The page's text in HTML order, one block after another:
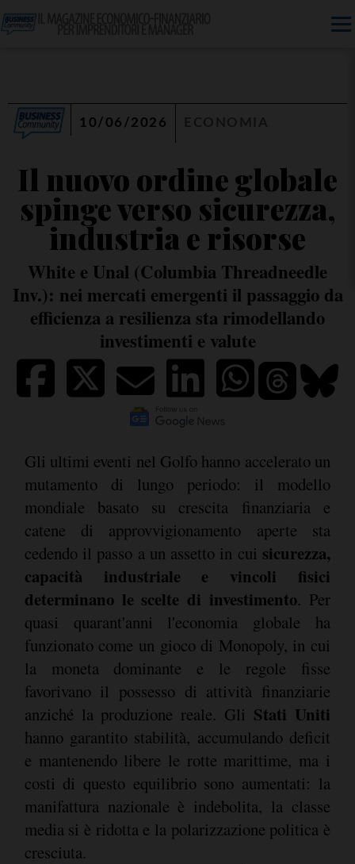
10/06/2026
Il nuovo ordine globale
spinge verso sicurezza,
industria e risorse
White e Unal (Columbia Threadneedle
Inv.): nei mercati emergenti il passaggio da
efficienza a resilienza sta rimodellando
investimenti e valute
Gli ultimi eventi nel Golfo hanno accelerato un
mutamento di lungo periodo: il modello
mondiale basato su crescita finanziaria e
catene di approvvigionamento aperte sta
cedendo il passo a un assetto in cui sicurezza,
capacità industriale e vincoli fisici
determinano le scelte di investimento. Per
quasi quarant'anni l'economia globale ha
funzionato come un gioco di Monopoly, in cui
la moneta dominante e le regole fisse
favorivano il possesso di attività finanziarie
anziché la produzione reale. Gli Stati Uniti
hanno garantito stabilità, accumulando deficit
e mantenendo libere le rotte marittime, ma i
costi di questo equilibrio sono aumentati: la
manifattura nazionale è indebolita, la classe
media si è ridotta e la polarizzazione politica è
cresciuta.